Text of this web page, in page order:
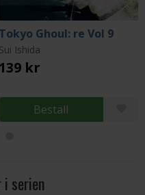
Tokyo Ghoul: re Vol 9
Sui Ishida
139 kr
Beställ
i serien